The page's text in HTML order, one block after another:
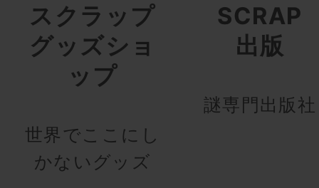
スクラップ
グッズショ
ップ
世界でここにし
かないグッズ
SCRAP
出版
謎専門出版社